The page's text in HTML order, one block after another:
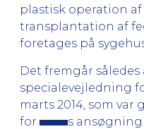
plastisk operation
transplantation af
foretages på
Det fremgår således
specialevejledning
marts 2014, som
for
s ansøgning